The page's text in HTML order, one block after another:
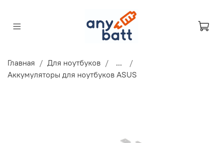
Главная Для ноутбуков
...
Аккумуляторы для ноутбуков ASUS